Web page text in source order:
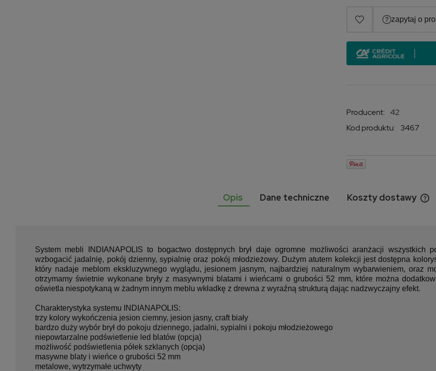
Producent: 42
Kod produktu:
3467
Opis Dane techniczne Koszty dostawy
System mebli INDIANAPOLIS to bogactwo dostępnych brył daje ogromne możliwości aranżacji wszystkich
wzbogacić jadalnię, pokój dzienny, sypialnię oraz pokój młodzieżowy. Dużym atutem kolekcji jest dostępna
który nadaje meblom ekskluzywnego wyglądu, jesionem jasnym, najbardziej naturalnym wybarwieniem, oraz
otrzymamy świetnie wykonane bryły z masywnymi blatami i wieńcami o grubości 52 mm, które można
oświetla niespotykaną w żadnym innym meblu wkładkę z drewna z wyraźną strukturą dając nadzwyczajny efekt.
Charakterystyka systemu INDIANAPOLIS:
trzy kolory wykończenia jesion ciemny, jesion jasny, craft biały
bardzo duży wybór brył do pokoju dziennego, jadalni, sypialni i pokoju młodzieżowego
niepowtarzalne podświetlenie led blatów (opcja)
możliwość podświetlenia półek szklanych (opcja)
masywne blaty i wieńce o grubości 52 mm
metalowe, wytrzymałe uchwyty